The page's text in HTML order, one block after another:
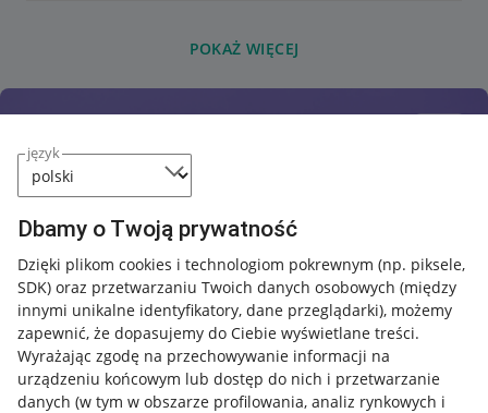
język
Dbamy o Twoją prywatność
Dzięki plikom cookies i technologiom pokrewnym (np. piksele,
SDK) oraz przetwarzaniu Twoich danych osobowych (między
innymi unikalne identyfikatory, dane przeglądarki), możemy
zapewnić, że dopasujemy do Ciebie wyświetlane treści.
Wyrażając zgodę na przechowywanie informacji na
urządzeniu końcowym lub dostęp do nich i przetwarzanie
danych (w tym w obszarze profilowania, analiz rynkowych i
POKAŻ WIĘCEJ